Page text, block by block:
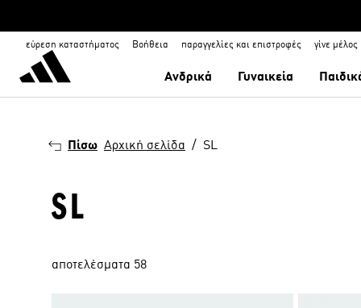
εύρεση καταστήματος Βοήθεια παραγγελίες και επιστροφές γίνε μέλος
Ανδρικά Γυναικεία
Πίσω Αρχική σελίδα SL
SL
αποτελέσματα 58